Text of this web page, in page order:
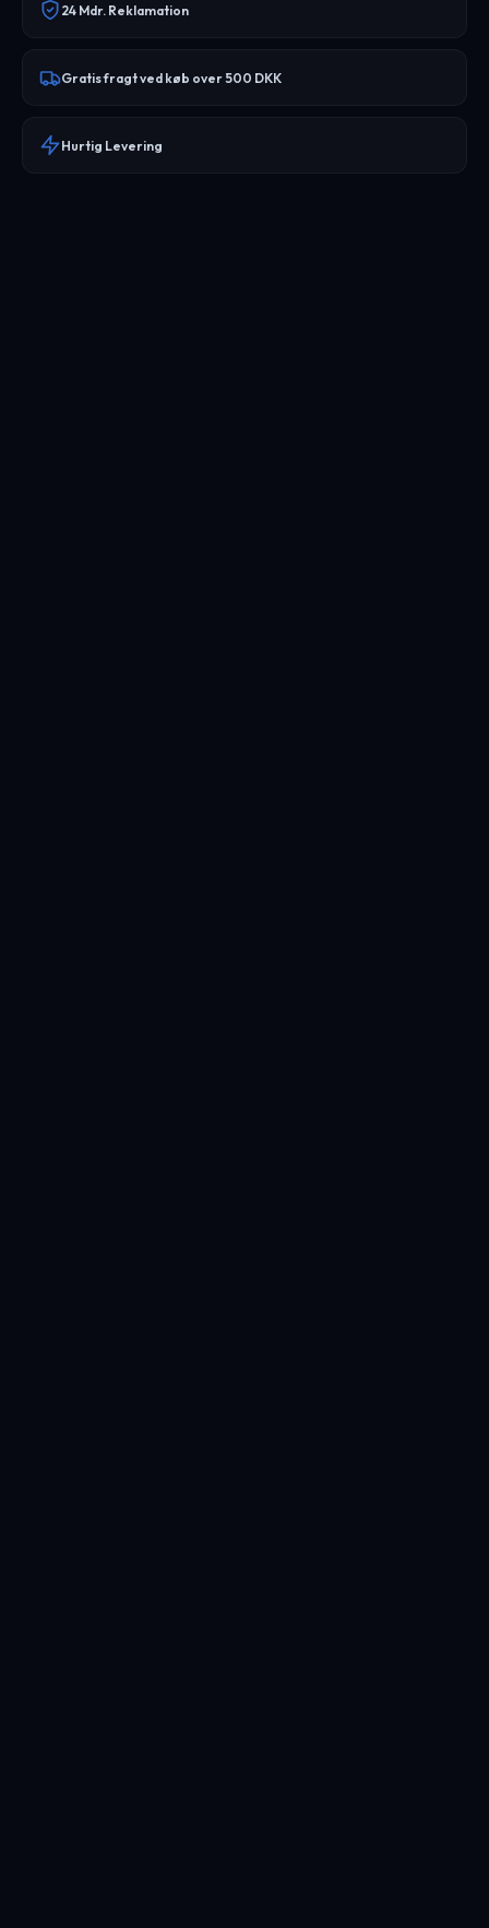
24 Mdr. Reklamation
Gratis fragt ved køb over 500 DKK
Hurtig Levering